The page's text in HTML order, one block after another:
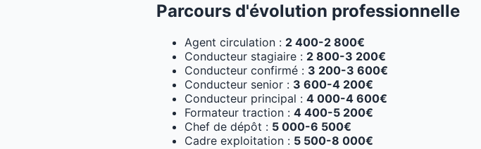
Parcours d'évolution professionnelle
Agent circulation : 2 400-2 800€
Conducteur stagiaire : 2 800-3 200€
Conducteur confirmé : 3 200-3 600€
Conducteur senior : 3 600-4 200€
Conducteur principal : 4 000-4 600€
Formateur traction : 4 400-5 200€
Chef de dépôt : 5 000-6 500€
Cadre exploitation : 5 500-8 000€